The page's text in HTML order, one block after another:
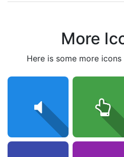
More
here is some more